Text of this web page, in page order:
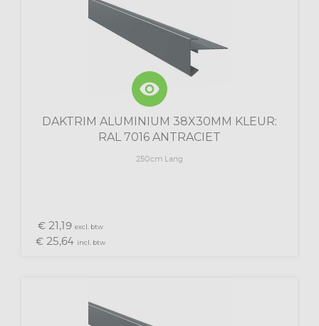
visibility
DAKTRIM ALUMINIUM 38X30MM KLEUR:
RAL 7016 ANTRACIET
250cm Lang
€ 21,19 excl. btw
€ 25,64 incl. btw